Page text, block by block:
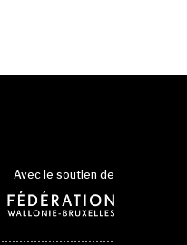
Avec le soutien de